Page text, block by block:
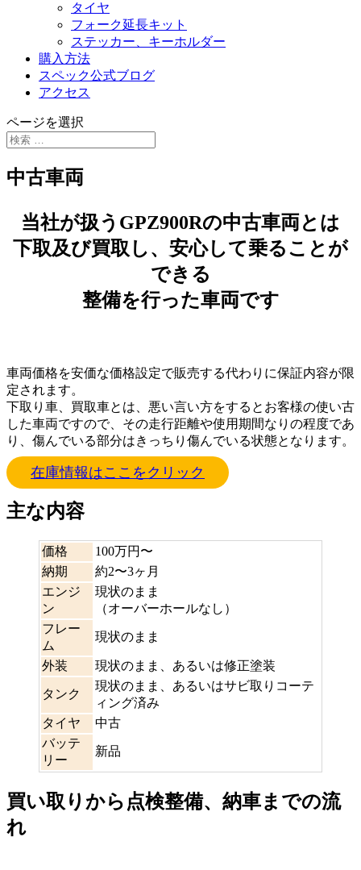
タイヤ
フォーク延長キット
ステッカー、キーホルダー
購入方法
スペック公式ブログ
アクセス
ページを選択
中古車両
当社が扱うGPZ900Rの中古車両とは
下取及び買取し、安心して乗ることが
できる
整備を行った車両です
車両価格を安価な価格設定で販売する代わりに保証内容が限
定されます。
下取り車、買取車とは、悪い言い方をするとお客様の使い古
した車両ですので、その走行距離や使用期間なりの程度であ
り、傷んでいる部分はきっちり傷んでいる状態となります。
在庫情報はここをクリック
主な内容
価格
100万円〜
納期
約2〜3ヶ月
エンジ
ン
現状のまま
（オーバーホールなし）
フレー
ム
現状のまま
外装 現状のまま、あるいは修正塗装
タンク
現状のまま、あるいはサビ取りコーテ
ィング済み
タイヤ
中古
バッテ
リー
新品
買い取りから点検整備、納車までの流
れ